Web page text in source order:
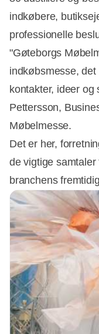
indkøbere,
professionelle
"Gøteborgs
indkøbsmesse,
kontakter, ideer og
Pettersson,
Møbelmesse.
Det er her,
de vigtige
branchens